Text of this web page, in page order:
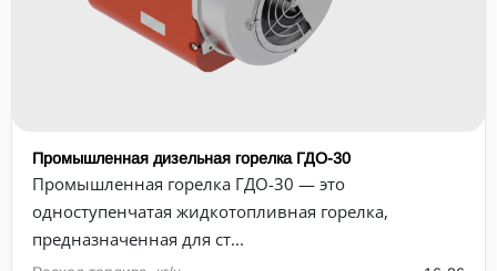
Промышленная дизельная горелка ГДО-30
Промышленная горелка ГДО-30 — это
одноступенчатая жидкотопливная горелка,
предназначенная для ст...